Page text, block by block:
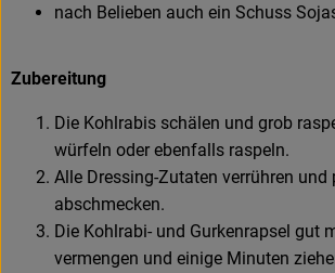
nach Belieben auch ein Schuss
Zubereitung
Die Kohlrabis schälen und grob
würfeln oder ebenfalls raspeln.
Alle Dressing-Zutaten verrühren und
abschmecken.
Die Kohlrabi- und Gurkenrapsel gut
vermengen und einige Minuten